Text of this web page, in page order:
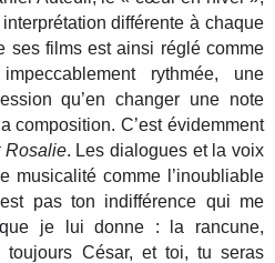
différente à chaque
ses films est ainsi réglé comme
rythmée, une
qu’en changer une note
composition. C’est évidemment
Rosalie. Les dialogues et la voix
musicalité comme l’inoubliable
pas ton indifférence qui me
je lui donne : la rancune,
toujours César, et toi, tu seras